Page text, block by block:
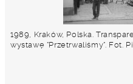
1989, Kraków, Polska.
wystawę "Przetrwaliśmy". Fot.